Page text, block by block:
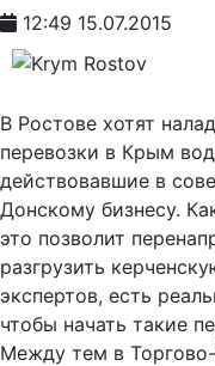
12:49 15.07.2015
В Ростове хотят
перевозки в Крым
действовавшие в
Донскому бизнесу.
это позволит
разгрузить
экспертов, есть
чтобы начать такие
Между тем в